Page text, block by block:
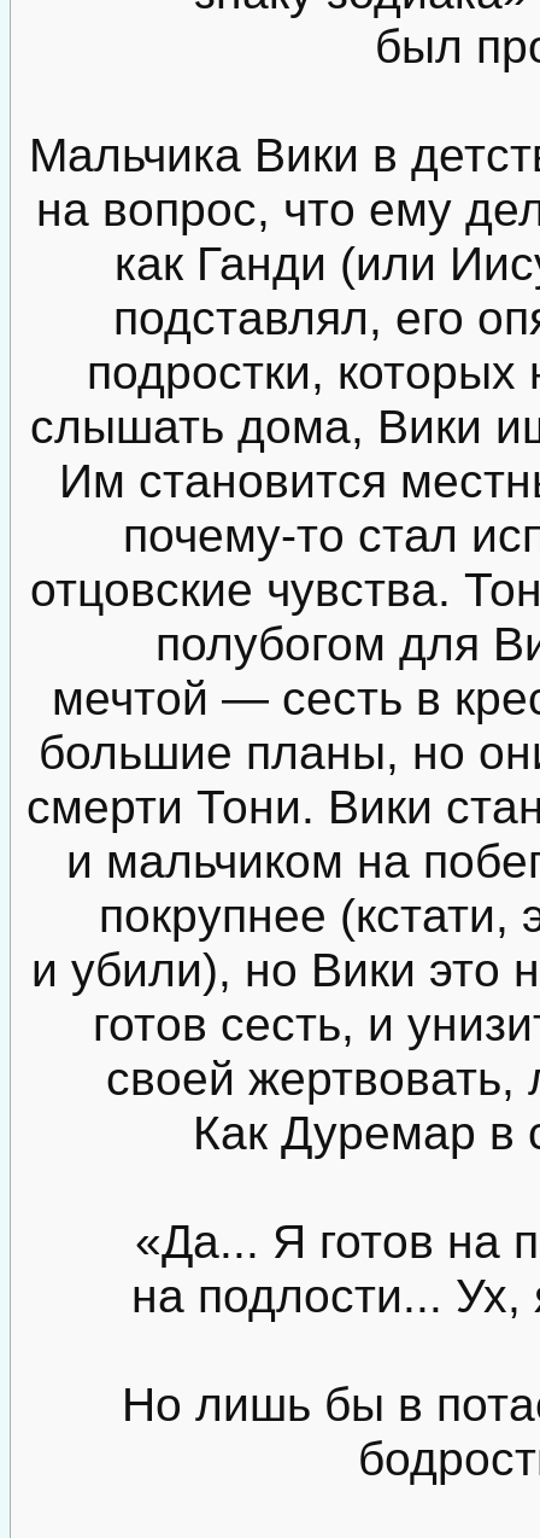
был
Мальчика Вики в
на вопрос, что ему
как Ганди (или
подставлял, его
подростки,
слышать дома, Вики
Им становится
почему-то стал
отцовские чувства.
полубогом для
мечтой — сесть в
большие планы, но
смерти Тони. Вики
и мальчиком на
покрупнее (кстати,
и убили), но Вики это
готов сесть, и
своей
Как Дуремар в
«Да... Я готов на
на подлости... Ух,
Но лишь бы в